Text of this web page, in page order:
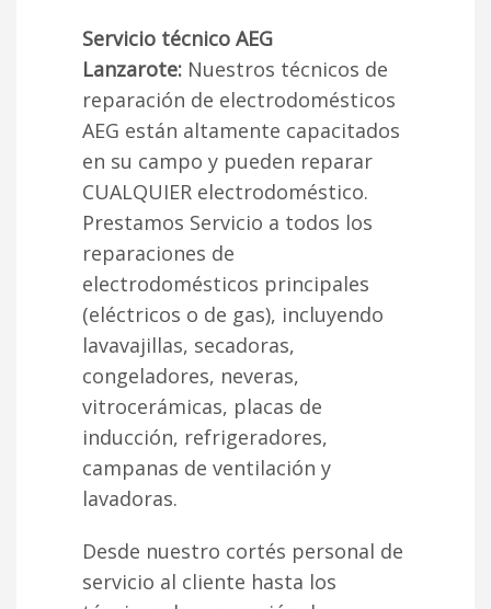
Servicio técnico AEG
Lanzarote: Nuestros técnicos de
reparación de electrodomésticos
AEG están altamente capacitados
en su campo y pueden reparar
CUALQUIER electrodoméstico.
Prestamos Servicio a todos los
reparaciones de
electrodomésticos principales
(eléctricos o de gas), incluyendo
lavavajillas, secadoras,
congeladores, neveras,
vitrocerámicas, placas de
inducción, refrigeradores,
campanas de ventilación y
lavadoras.
Desde nuestro cortés personal de
servicio al cliente hasta los